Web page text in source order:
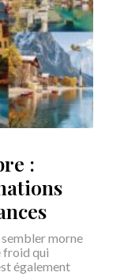
:
morne
froid qui
également